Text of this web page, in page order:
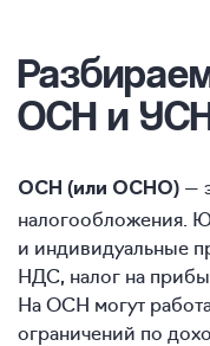
ОСН и
ОСН (или ОСНО) —
налогообложения.
и индивидуальные
НДС, налог на
На ОСН могут
ограничений по